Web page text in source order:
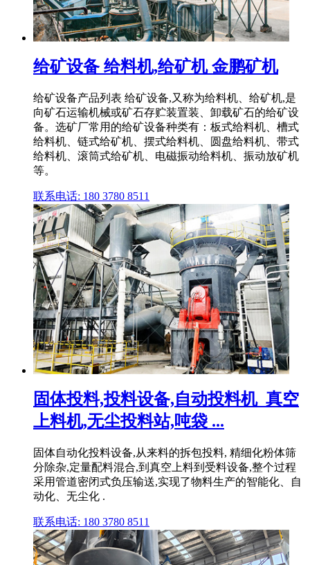
给矿设备 给料机,给矿机 金鹏矿机
给矿设备产品列表 给矿设备,又称为给料机、给矿机,是
向矿石运输机械或矿石存贮装置装、卸载矿石的给矿设
备。选矿厂常用的给矿设备种类有：板式给料机、槽式
给料机、链式给矿机、摆式给料机、圆盘给料机、带式
给料机、滚筒式给矿机、电磁振动给料机、振动放矿机
等。
联系电话: 180 3780 8511
固体投料,投料设备,自动投料机_真空
上料机,无尘投料站,吨袋 ...
固体自动化投料设备,从来料的拆包投料, 精细化粉体筛
分除杂,定量配料混合,到真空上料到受料设备,整个过程
采用管道密闭式负压输送,实现了物料生产的智能化、自
动化、无尘化 .
联系电话: 180 3780 8511